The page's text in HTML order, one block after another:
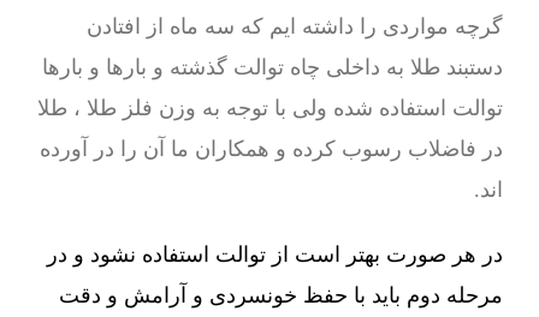
گرچه مواردی را داشته ایم که سه ماه از افتادن
دستبند طلا به داخلی چاه توالت گذشته و بارها و بارها
توالت استفاده شده ولی با توجه به وزن فلز طلا ، طلا
در فاضلاب رسوب کرده و همکاران ما آن را در آورده
اند.
در هر صورت بهتر است از توالت استفاده نشود و در
مرحله دوم باید با حفظ خونسردی و آرامش و دقت